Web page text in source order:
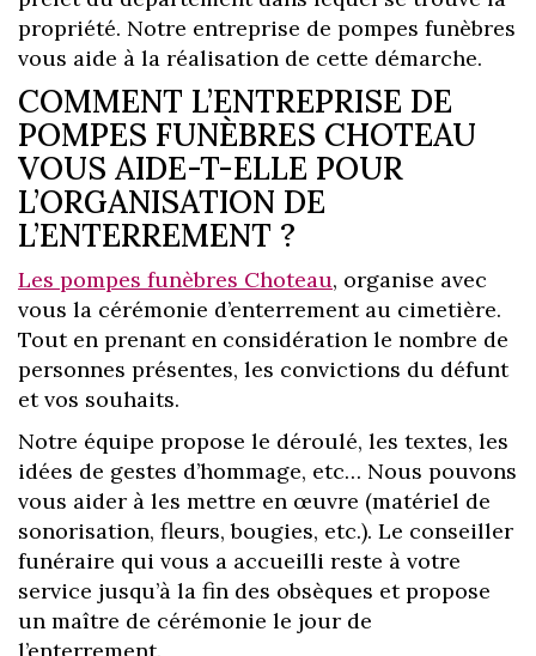
propriété. Notre entreprise de pompes funèbres
vous aide à la réalisation de cette démarche.
COMMENT L’ENTREPRISE DE
POMPES FUNÈBRES CHOTEAU
VOUS AIDE-T-ELLE POUR
L’ORGANISATION DE
L’ENTERREMENT ?
Les pompes funèbres Choteau, organise avec
vous la cérémonie d’enterrement au cimetière.
Tout en prenant en considération le nombre de
personnes présentes, les convictions du défunt
et vos souhaits.
Notre équipe propose le déroulé, les textes, les
idées de gestes d’hommage, etc… Nous pouvons
vous aider à les mettre en œuvre (matériel de
sonorisation, fleurs, bougies, etc.). Le conseiller
funéraire qui vous a accueilli reste à votre
service jusqu’à la fin des obsèques et propose
un maître de cérémonie le jour de
l’enterrement.